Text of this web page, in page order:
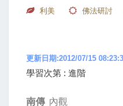
利美 佛法研討
更新日期:2012/07/15
學習次第 : 進階
南傳 內觀